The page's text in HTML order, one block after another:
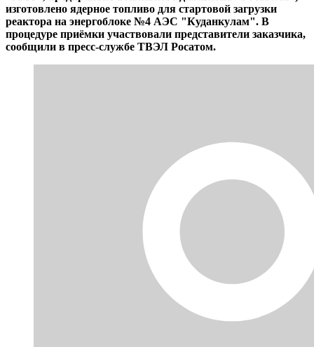
изготовлено ядерное топливо для стартовой загрузки
реактора на энергоблоке №4 АЭС "Куданкулам". В
процедуре приёмки участвовали представители заказчика,
сообщили в пресс-службе ТВЭЛ Росатом.